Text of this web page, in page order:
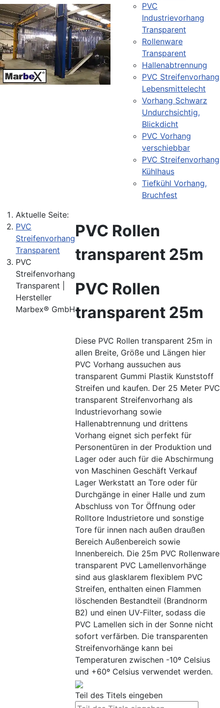
PVC
Industrievorhang
Transparent
Rollenware
Transparent
Hallenabtrennung
PVC Streifenvorhang
Lebensmittelecht
Vorhang Schwarz
Undurchsichtig,
Blickdicht
PVC Vorhang
verschiebbar
PVC Streifenvorhang
Kühlhaus
Tiefkühl Vorhang,
Bruchfest
Aktuelle Seite:
PVC
Streifenvorhang
Transparent
PVC
Streifenvorhang
Transparent |
Hersteller
Marbex® GmbH
PVC Rollen
transparent 25m
PVC Rollen
transparent 25m
Diese PVC Rollen transparent 25m in
allen Breite, Größe und Längen hier
PVC Vorhang aussuchen aus
transparent Gummi Plastik Kunststoff
Streifen und kaufen. Der 25 Meter PVC
transparent Streifenvorhang als
Industrievorhang sowie
Hallenabtrennung und drittens
Vorhang eignet sich perfekt für
Personentüren in der Produktion und
Lager oder auch für die Abschirmung
von Maschinen Geschäft Verkauf
Lager Werkstatt an Tore oder für
Durchgänge in einer Halle und zum
Abschluss von Tor Öffnung oder
Rolltore Industrietore und sonstige
Tore für innen nach außen draußen
Bereich Außenbereich sowie
Innenbereich. Die 25m PVC Rollenware
transparent PVC Lamellenvorhänge
sind aus glasklarem flexiblem PVC
Streifen, enthalten einen Flammen
löschenden Bestandteil (Brandnorm
B2) und einen UV-Filter, sodass die
PVC Lamellen sich in der Sonne nicht
sofort verfärben. Die transparenten
Streifenvorhänge kann bei
Temperaturen zwischen -10º Celsius
und +60º Celsius verwendet werden.
Teil des Titels eingeben